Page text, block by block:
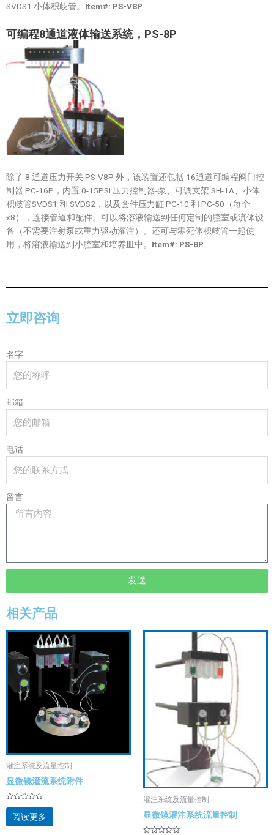
SVDS1 小体积歧管。 Item#: PS-V8P
可编程8通道液体输送系统， PS-8P
除了 8 通道压力开关 PS-V8P 外，该装置还包括 16通道可编程阀门控
制器 PC-16P，内置 0-15PSI 压力控制器-泵、可调支架 SH-1A、小体
积歧管SVDS1 和 SVDS2，以及套件压力缸 PC-10 和 PC-50（每个
x8），连接管道和配件。可以将溶液输送到任何定制的腔室或流体设
备（不需要注射泵或重力驱动灌注）。还可与零死体积歧管一起使
用，将溶液输送到小腔室和培养皿中。 Item#: PS-8P
立即咨询
名字
邮箱
电话
留言
发送
相关产品
灌注系统及流量控制
显微镜灌流系统附件
评
分
&sol;
阅读更多
灌注系统及流量控制
显微镜灌注系统流量控制